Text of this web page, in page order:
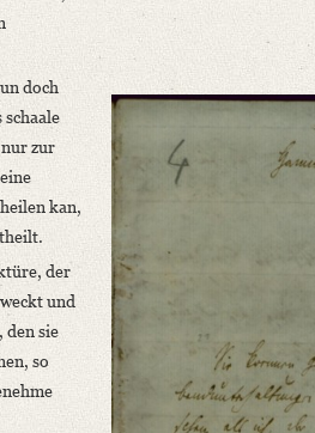
In: Die Grenzboten 73 (1914), S.
nicht mit der Sehnsucht
Universitätsbibliothek
doch
zur
kan,
der
und
den sie
so